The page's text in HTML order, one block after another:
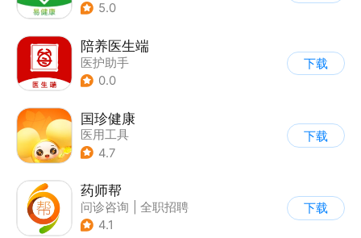
5.0
陪养医生端
医护助手
0.0
下载
国珍健康
医用工具
4.7
下载
药师帮
问诊咨询
全职招聘
4.1
下载